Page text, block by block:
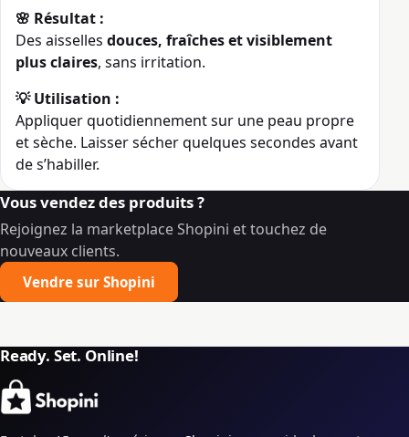
🌸 Résultat :
Des aisselles douces, fraîches et visiblement
plus claires, sans irritation.
💡 Utilisation :
Appliquer quotidiennement sur une peau propre
et sèche. Laisser sécher quelques secondes avant
de s’habiller.
Vous vendez des produits ?
Rejoignez la marketplace Shopini et touchez de
nouveaux clients.
Vendre sur Shopini
Ready. Set. Online!